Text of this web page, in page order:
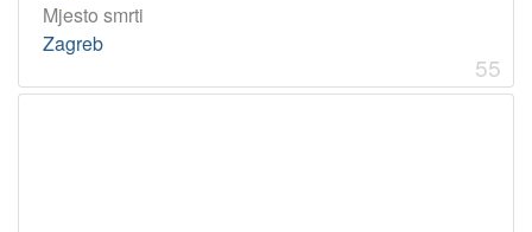
Mjesto smrti
Zagreb
55